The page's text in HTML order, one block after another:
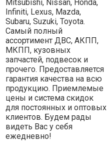
Mitsubishi, Nissan, Honda,
Infiniti, Lexus, Mazda,
Subaru, Suzuki, Toyota.
Самый полный
ассортимент ДВС, АКПП,
МКПП, кузовных
запчастей, подвесок и
прочего. Предоставляется
гарантия качества на всю
продукцию. Приемлемые
цены и система скидок
для постоянных и оптовых
клиентов. Будем рады
видеть Вас у себя
ежедневно!